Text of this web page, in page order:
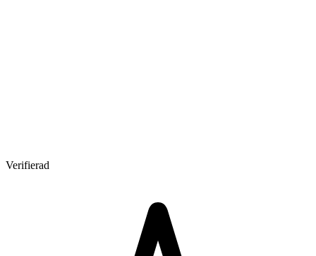
Verifierad